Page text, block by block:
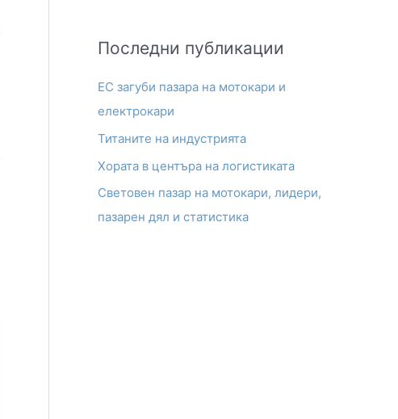
Последни публикации
ЕС загуби пазара на мотокари и
електрокари
Титаните на индустрията
Хората в центъра на логистиката
Световен пазар на мотокари, лидери,
пазарен дял и статистика